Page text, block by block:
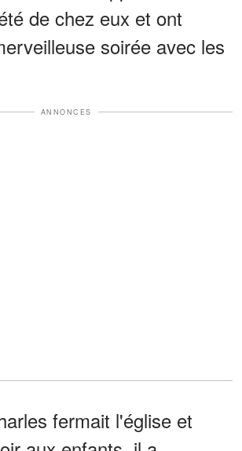
de chez eux et ont
soirée avec les
ANNONCES
fermait l'église et